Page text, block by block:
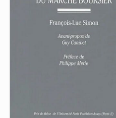
Constitution : rien ne
bouge et tout change